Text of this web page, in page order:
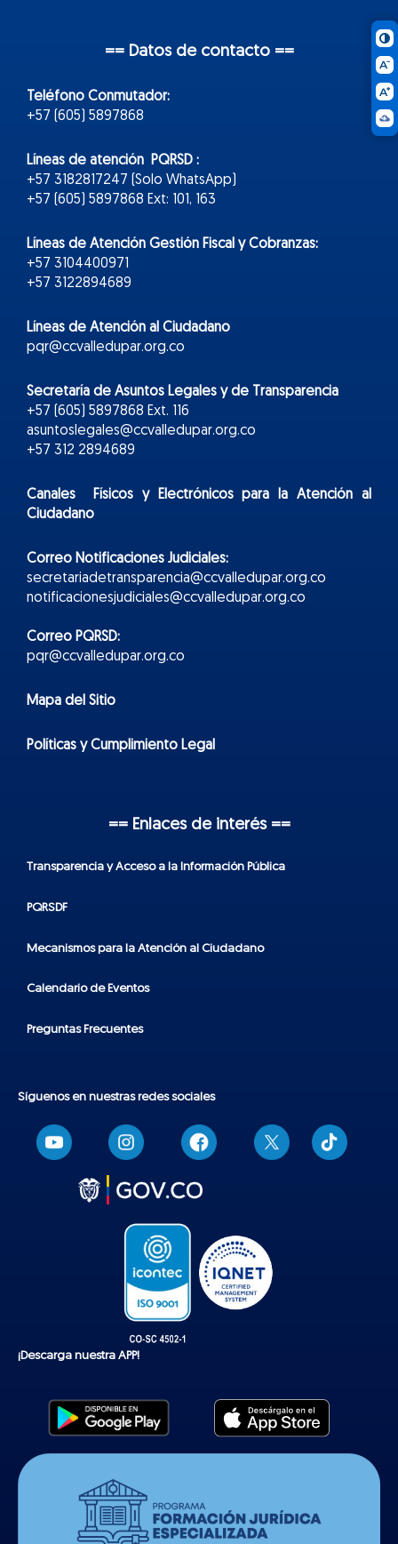
== Datos de contacto ==
Teléfono Conmutador:
+57 (605) 5897868
Líneas de atención PQRSD :
+57 3182817247 (Solo WhatsApp)
+57 (605) 5897868 Ext: 101, 163
Líneas de Atención Gestión Fiscal y Cobranzas:
+57 3104400971
+57 3122894689
Líneas de Atención al Ciudadano
pqr@ccvalledupar.org.co
Secretaría de Asuntos Legales y de Transparencia
+57 (605) 5897868 Ext. 116
asuntoslegales@ccvalledupar.org.co
+57 312 2894689
Canales Físicos yElectrónicospara la Atención al
Ciudadano
Correo Notificaciones Judiciales:
secretariadetransparencia@ccvalledupar.org.co
notificacionesjudiciales@ccvalledupar.org.co
Correo PQRSD:
pqr@ccvalledupar.org.co
Mapa del Sitio
Políticas y Cumplimiento Legal
== Enlaces de interés ==
Transparencia y Acceso a la Información Pública
PQRSDF
Mecanismos para la Atención al Ciudadano
Calendario de Eventos
Preguntas Frecuentes
Síguenos en nuestras redes sociales
T
i
k
¡Descarga nuestra APP!